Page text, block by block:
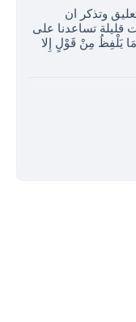
وتذكر ان
قليلة تساعدنا على
يَلْفِظُ مِنْ قَوْلٍ إِلا